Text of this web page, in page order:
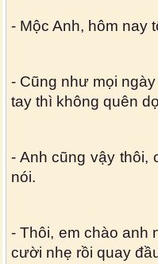
- Mộc Anh, hôm nay
- Cũng như mọi
tay thì không quên
- Anh cũng vậy thôi,
nói.
- Thôi, em chào anh
cười nhẹ rồi quay